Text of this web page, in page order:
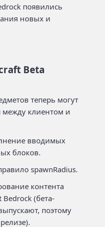
появились
новых и
Beta
теперь могут
между клиентом и
вводимых
блоков.
spawnRadius.
контента
Bedrock (бета-
поэтому